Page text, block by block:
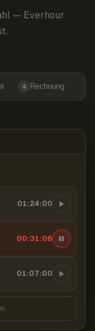
— Everhour
4 Rechnung
01:24:00
00:31:07
01:07:00